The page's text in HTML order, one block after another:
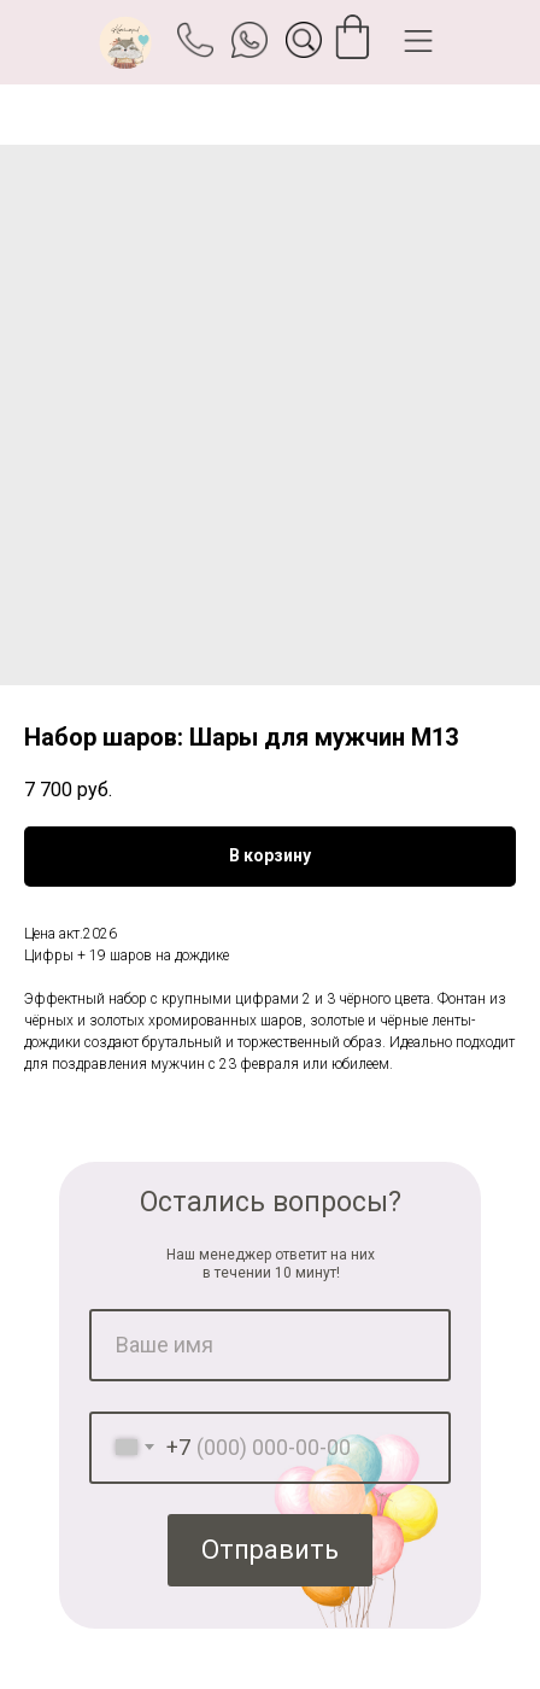
Набор шаров: Шары для мужчин М13
7 700 руб.
В корзину
Цена акт.2026
Цифры + 19 шаров на дождике
Эффектный набор с крупными цифрами 2 и 3 чёрного цвета. Фонтан из
чёрных и золотых хромированных шаров, золотые и чёрные ленты-
дождики создают брутальный и торжественный образ. Идеально подходит
для поздравления мужчин с 23 февраля или юбилеем.
+7
Отправить
Остались вопросы?
Наш менеджер ответит на них
в течении 10 минут!